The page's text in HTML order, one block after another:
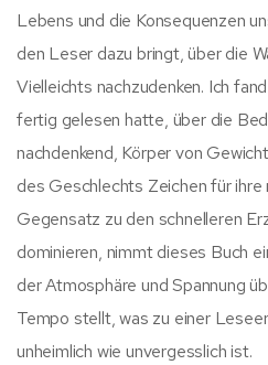
Lebens und die Konsequenzen
den Leser dazu bringt, über die
Vielleichts nachzudenken. Ich
fertig gelesen hatte, über die
nachdenkend, Körper von
des Geschlechts Zeichen für ihre
Gegensatz zu den schnelleren
dominieren, nimmt dieses Buch
der Atmosphäre und Spannung
Tempo stellt, was zu einer
unheimlich wie unvergesslich ist.